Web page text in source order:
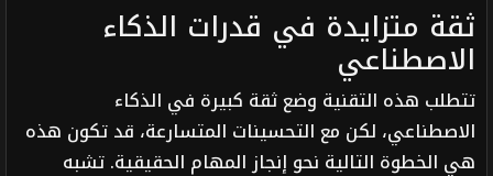
ثقة متزايدة في قدرات الذكاء
الاصطناعي
تتطلب هذه التقنية وضع ثقة كبيرة في الذكاء
الاصطناعي، لكن مع التحسينات المتسارعة، قد تكون هذه
هي الخطوة التالية نحو إنجاز المهام الحقيقية. تشبه